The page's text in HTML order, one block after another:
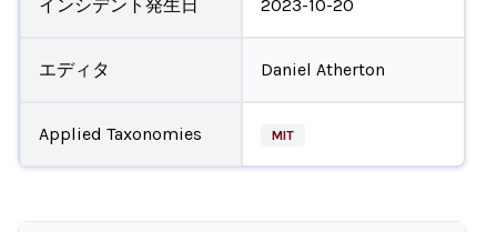
インシデント発生日 2023-10-20
エディタ Daniel Atherton
Applied Taxonomies MIT